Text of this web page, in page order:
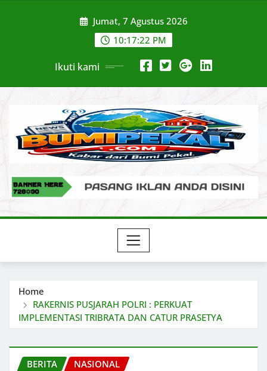
Jumat, 7 Agustus 2026
10:17:23 PM
Ikuti kami
Home
RAKERNIS PUSJARAH POLRI : PERKUAT
IMPLEMENTASI TRIBRATA DAN CATUR PRASETYA
BERITA NASIONAL